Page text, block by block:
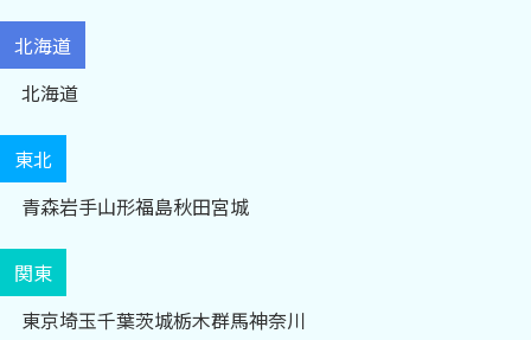
北海道
北海道
東北
青森岩手山形福島秋田宮城
関東
東京埼玉千葉茨城栃木群馬神奈川